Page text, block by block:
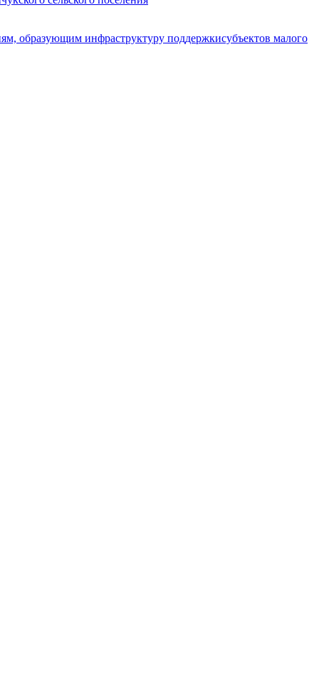
образующим инфраструктуру поддержкисубъектов малого